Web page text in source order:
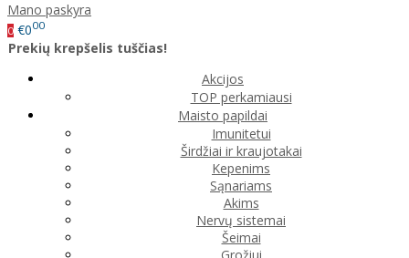
Mano paskyra
0 €000
Prekių krepšelis tuščias!
Akcijos
TOP perkamiausi
Maisto papildai
Imunitetui
Širdžiai ir kraujotakai
Kepenims
Sąnariams
Akims
Nervų sistemai
Šeimai
Grožiui